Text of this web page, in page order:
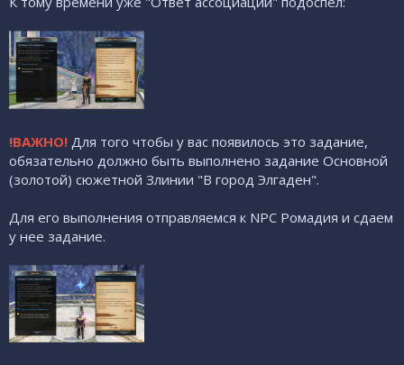
!ВАЖНО! Для того чтобы у вас появилось это задание,
обязательно должно быть выполнено задание Основной
(золотой) сюжетной Злинии "В город Элгаден".
Для его выполнения отправляемся к NPC Ромадия и сдаем
у нее задание.